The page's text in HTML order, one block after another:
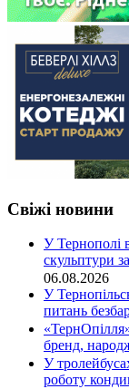
Свіжі новини
У Тернополі
скульптури
06.08.2026
У
питань
бренд,
У
роботу